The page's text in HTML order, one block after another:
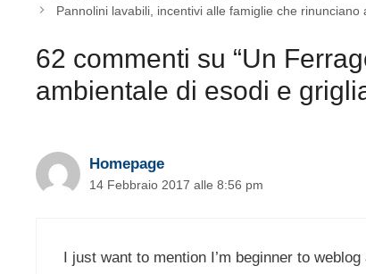
Pannolini lavabili, incentivi alle famiglie che rinunciano
62 commenti su “Un
ambientale di esodi e
Homepage
14 Febbraio 2017 alle 8:56 pm
I just want to mention I’m beginner to